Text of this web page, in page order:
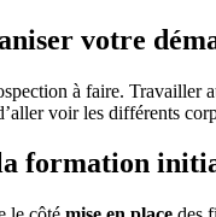
votre
à faire.
voir les différents
formation